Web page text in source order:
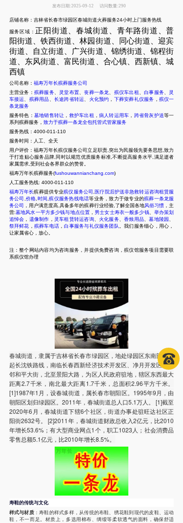
发布日期:2025-09-12 访问数量:290
店铺名称：吉林省长春市绿园区春城街道火葬服务24小时上门服务热线
服务区域： 正阳街道、春城街道、青年路街道、普
阳街道、铁西街道、林园街道、同心街道、迎宾
街道、自立街道、广兴街道、锦绣街道、锦程街
道、东风街道、富民街道、合心镇、西新镇、城
西镇
公司名称： 福寿万年长殡葬服务公司
主营业务： 殡葬服务、 灵堂布置 、丧葬一条龙 殡仪车出租 、白事服务
灵
车接运
殡葬用品 长途跨省转运 火化预约 ， 下葬安葬礼仪服务 ， 殡仪一
条龙服务
服务特色： 墓地销售转让 ， 救护车出租 ， 病人转运用车 ， 跨省骨灰护送等一
系列殡葬服务， 致力于殡葬一条龙全包托管式管家服务
服务热线：4000-011-110
服务时间：人工、全天
用户评价：福寿万年长殡仪服务公司立足职责,突出为民服领先要务思想,致力
于打造贴心服务品牌,同时以规范优质服务标准,不断提高服务水平,满足逝者
家属需求,受到社会各界群众的赞誉。
福寿万年长殡葬服务(fushouwannianchang.com)
人工服务热线: 4000-011-110
福寿万年长殡葬提供专业殡仪服务公司 医疗院后护送非急救转运咨询租赁服
务公司 价格 时间 殡仪服务热线电话等业务，致力于做专业的殡葬一条龙服
务公司
，用户满意度高,具备多年的殡葬行业经验,了解全国各地风俗习惯 ，主
营:墓地风水一平方多少钱与地点位置 ， 男士女士寿衣一般多少钱、 举办策划
追悼会 ， 遗像制作 ， 灵车租赁转运咨询、 火化服务、香烛用品 、墓地陵园
祭拜鲜花 ， 殡葬车电话 ，白事服务与礼仪服务团队
。我们服务细心，用心，
让家属省心，放心。
注：整个网站内容均为咨询服务，并提供免费咨询，殡仪馆服务项目需要联
系殡仪馆办理
春城街道，隶属于吉林省长春市绿园区，地处绿园区东南部，东
起长沈铁路线，南临长春西新经济技术开发区、净月开发区，西
邻和平大街，北至景阳大路，为区人民政府驻地，辖区东西最大
距离2.7千米，南北最大距离1.7千米，总面积2.96平方千米。
[1]1987年1月，设春城街道，属长春市朝阳区。1995年9月，由
朝阳区划归绿园区。2011年，春城街道总人口5.1万人。 [1]截至
2020年6月，春城街道下辖6个社区，街道办事处驻旺达社区正
阳街2632号。 [2]2011年，春城街道财政总收入2亿元，比2010
年增长53.6%；有大型商业网点1个，职工1023人；社会消费品
零售总额5.1亿元，比2010年增长8.5%。
寿鞋的传统与文化
样式与材质：寿鞋的样式多样，从传统的布鞋、绣花鞋到现代的皮鞋、运动
鞋，不一而足。材质上，多选用棉布、绸缎等柔软透气的面料，确保舒适